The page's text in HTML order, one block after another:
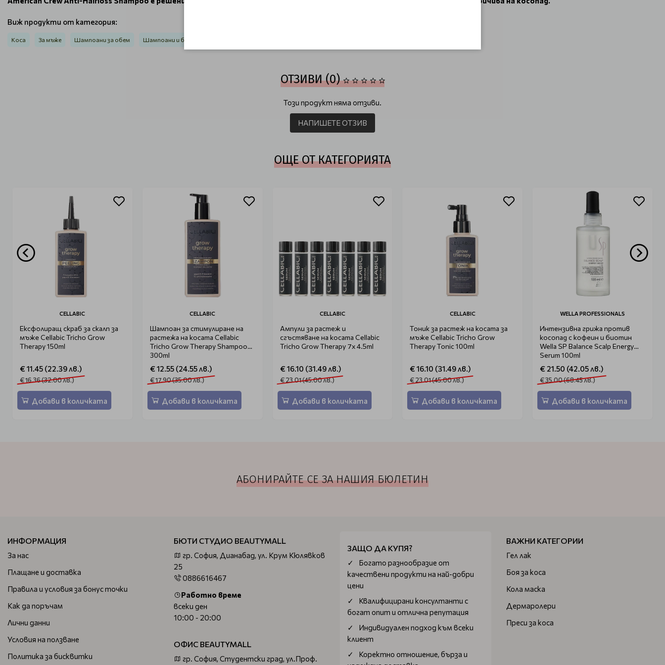
Виж продукти от категория:
Коса За мъже Шампоани за обем Шампоани и балсами / Cleanse Crew
ОТЗИВИ (0)
Този продукт няма отзиви.
НАПИШЕТЕ ОТЗИВ
ОЩЕ ОТ КАТЕГОРИЯТА
CELLABIC
Ексфолиращ скраб за скалп за
мъже Cellabic Tricho Grow
Therapy 150ml
€ 11.45 (22.39 лв.)
€ 16.36 (32.00 лв.)
Добави в количката
CELLABIC
Шампоан за стимулиране на
растежа на косата Cellabic
Tricho Grow Therapy Shampoo
300ml
€ 12.55 (24.55 лв.)
€ 17.90 (35.00 лв.)
Добави в количката
CELLABIC
Ампули за растеж и
сгъстяване на косата Cellabic
Tricho Grow Therapy 7x 4.5ml
€ 16.10 (31.49 лв.)
€ 23.01 (45.00 лв.)
Добави в количката
CELLABIC
Тоник за растеж на косата за
мъже Cellabic Tricho Grow
Therapy Tonic 100ml
€ 16.10 (31.49 лв.)
€ 23.01 (45.00 лв.)
Добави в количката
WELLA PROFESSIONALS
Интензивна грижа против
косопад с кофеин и биотин
Wella SP Balance Scalp Energy
Serum 100ml
€ 21.50 (42.05 лв.)
€ 35.00 (68.45 лв.)
Добави в количката
АБОНИРАЙТЕ СЕ ЗА НАШИЯ БЮЛЕТИН
ИНФОРМАЦИЯ
За нас
Плащане и доставка
Правила и условия за бонус точки
Как да поръчам
Лични данни
Условия на ползване
Политика за бисквитки
БЮТИ СТУДИО BEAUTYMALL
гр. София, Дианабад, ул. Крум Кюлявков
25
0886616467
Работно време
всеки ден
10:00 - 20:00
ОФИС BEAUTYMALL
гр. София, Студентски град, ул.Проф.
ЗАЩО ДА КУПЯ?
Богатo разнообразие от
качествени продукти на най-добри
цени
Квалифицирани консултанти с
богат опит и отлична репутация
Индивидуален подход към всеки
клиент
Коректно отношение, бърза и
ВАЖНИ КАТЕГОРИИ
Гел лак
Боя за коса
Кола маска
Дермаролери
Преси за коса